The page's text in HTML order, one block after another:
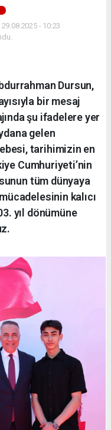
- 10:23
Dursun,
bir mesaj
şu ifadelere yer
gelen
tarihimizin en
Cumhuriyeti’nin
tüm dünyaya
kalıcı
yıl dönümüne